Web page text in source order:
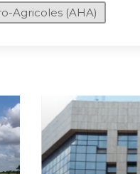
Agricoles (AHA)